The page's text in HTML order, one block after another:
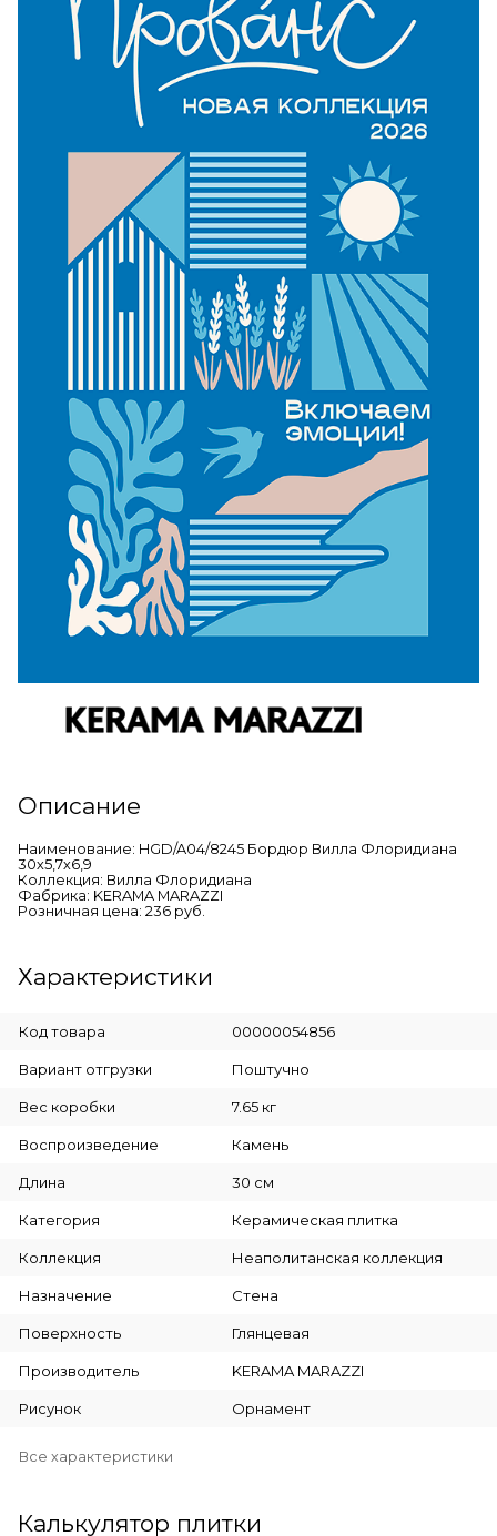
Описание
Наименование: HGD/A04/8245 Бордюр Вилла Флоридиана
30х5,7х6,9
Коллекция: Вилла Флоридиана
Фабрика: KERAMA MARAZZI
Розничная цена: 236 руб.
Характеристики
Код товара 00000054856
Вариант отгрузки Поштучно
Вес коробки 7.65 кг
Воспроизведение Камень
Длина 30 см
Категория Керамическая плитка
Коллекция Неаполитанская коллекция
Назначение Стена
Поверхность Глянцевая
Производитель KERAMA MARAZZI
Рисунок Орнамент
Все характеристики
Калькулятор плитки